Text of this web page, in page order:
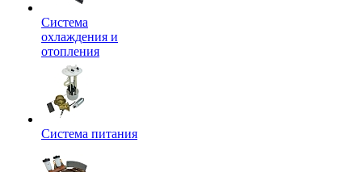
Система
охлаждения и
отопления
Система питания